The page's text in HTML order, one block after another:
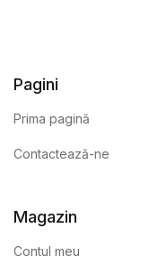
Pagini
Prima pagină
Contactează-ne
Magazin
Contul meu